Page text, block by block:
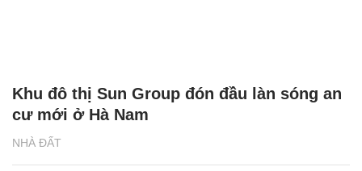
NHÀ ĐẤT
Khu đô thị Sun Group đón đầu làn sóng an
cư mới ở Hà Nam